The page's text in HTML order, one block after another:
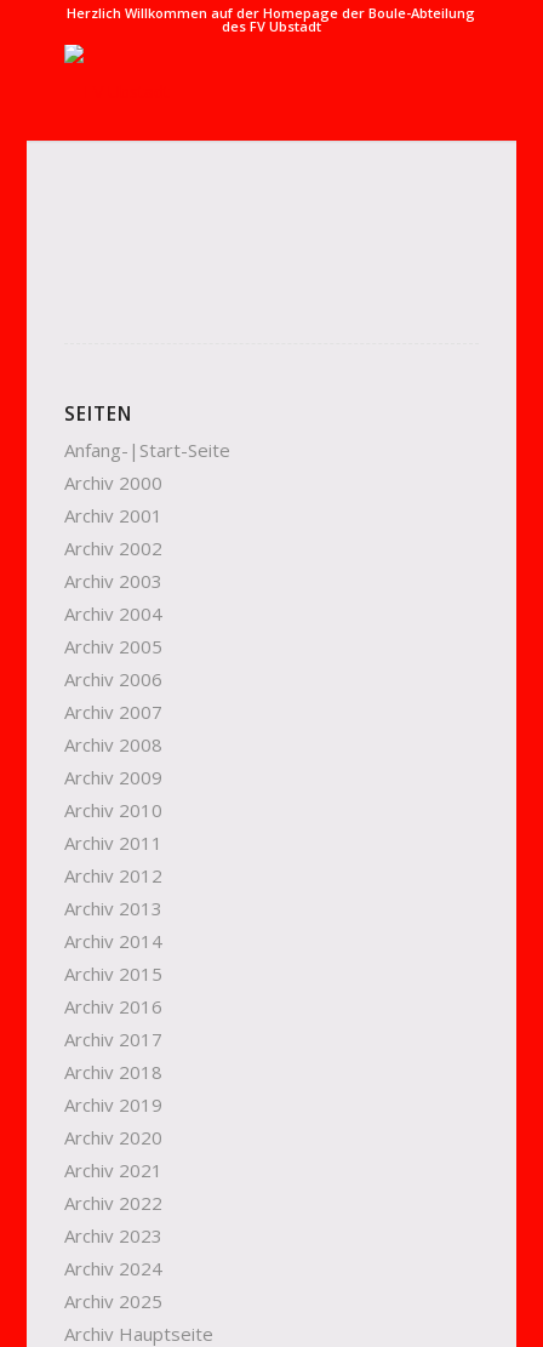
Herzlich Willkommen auf der Homepage der Boule-Abteilung
des FV Ubstadt
SEITEN
Anfang-|Start-Seite
Archiv 2000
Archiv 2001
Archiv 2002
Archiv 2003
Archiv 2004
Archiv 2005
Archiv 2006
Archiv 2007
Archiv 2008
Archiv 2009
Archiv 2010
Archiv 2011
Archiv 2012
Archiv 2013
Archiv 2014
Archiv 2015
Archiv 2016
Archiv 2017
Archiv 2018
Archiv 2019
Archiv 2020
Archiv 2021
Archiv 2022
Archiv 2023
Archiv 2024
Archiv 2025
Archiv Hauptseite